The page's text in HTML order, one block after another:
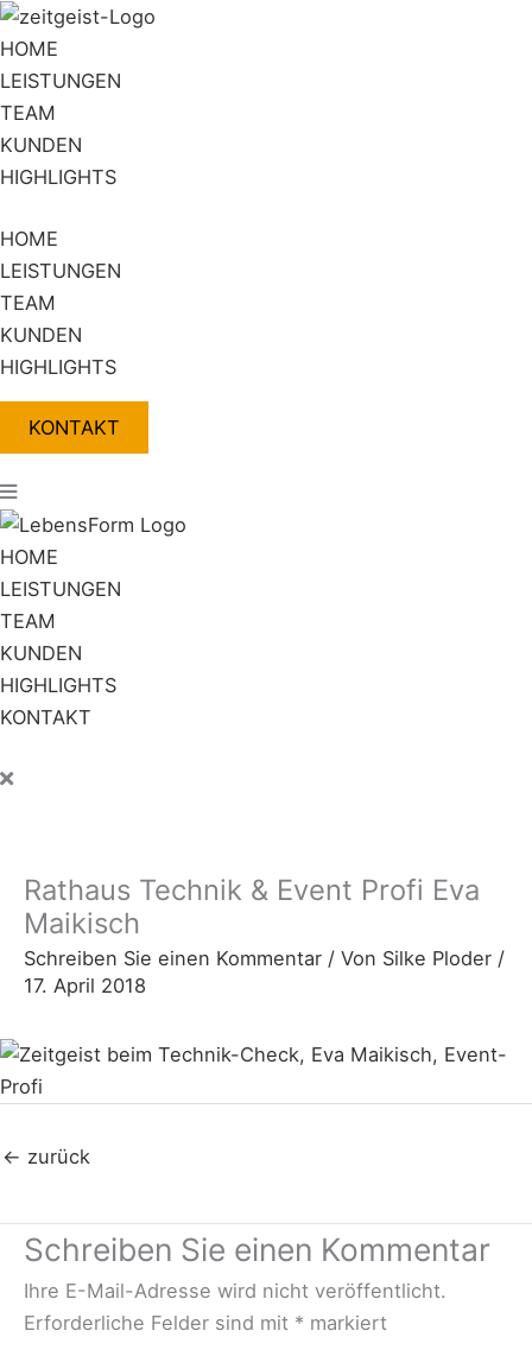
Zum
Inhalt
springen
HOME
LEISTUNGEN
TEAM
KUNDEN
HIGHLIGHTS
HOME
LEISTUNGEN
TEAM
KUNDEN
HIGHLIGHTS
KONTAKT
Flyout
Menu
HOME
LEISTUNGEN
TEAM
KUNDEN
HIGHLIGHTS
KONTAKT
Rathaus Technik & Event Profi Eva
Maikisch
Schreiben Sie einen Kommentar / Von Silke Ploder /
17. April 2018
← zurück
Schreiben Sie einen Kommentar
Ihre E-Mail-Adresse wird nicht veröffentlicht.
Erforderliche Felder sind mit * markiert